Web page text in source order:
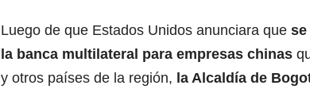
Luego de que Estados Unidos anunciara que se
la banca multilateral para empresas chinas
y otros países de la región, la Alcaldía de